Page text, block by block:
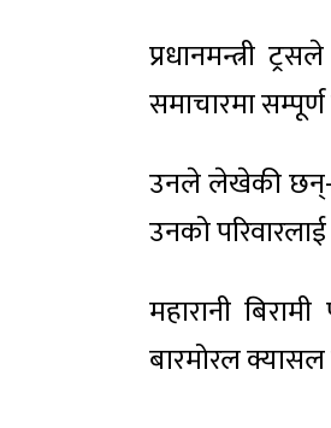
प्रधानमन्त्री
समाचारमा
उनले लेखेकी छन्-
उनको
महारानी
बारमोरल